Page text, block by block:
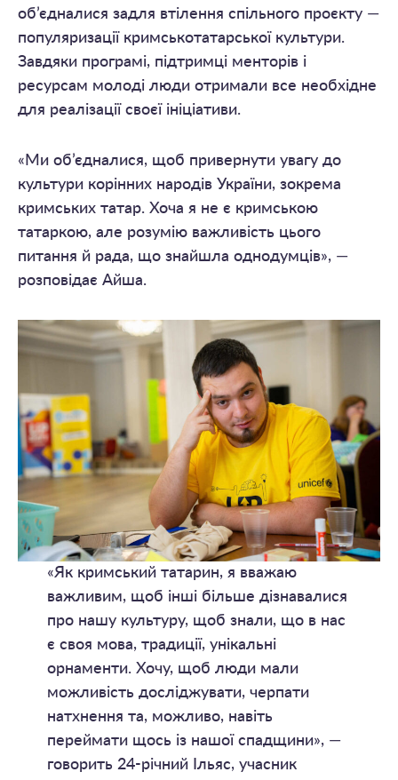
об’єдналися задля втілення спільного проєкту —
популяризації кримськотатарської культури.
Завдяки програмі, підтримці менторів і
ресурсам молоді люди отримали все необхідне
для реалізації своєї ініціативи.
«Ми об’єдналися, щоб привернути увагу до
культури корінних народів України, зокрема
кримських татар. Хоча я не є кримською
татаркою, але розумію важливість цього
питання й рада, що знайшла однодумців», —
розповідає Айша.
«Як кримський татарин, я вважаю
важливим, щоб інші більше дізнавалися
про нашу культуру, щоб знали, що в нас
є своя мова, традиції, унікальні
орнаменти. Хочу, щоб люди мали
можливість досліджувати, черпати
натхнення та, можливо, навіть
переймати щось із нашої спадщини», —
говорить 24-річний Ільяс, учасник